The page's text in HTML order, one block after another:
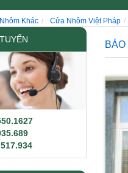
Khác Cửa Nhôm Việt Pháp